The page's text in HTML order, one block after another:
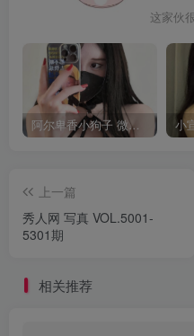
这家伙
阿尔卑香小狗子 微密圈合集[40套][持续更新2023.12.14]
上一篇
秀人网 写真 VOL.5001-
5301期
相关推荐